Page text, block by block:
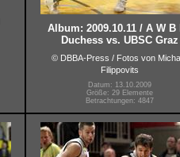
Album: 2009.10.11 / A W B
Duchess vs. UBSC Graz
© DBBA-Press / Fotos von
Filippovits
Datum: 13.10.2009
Größe: 29 Elemente
Betrachtungen: 4847